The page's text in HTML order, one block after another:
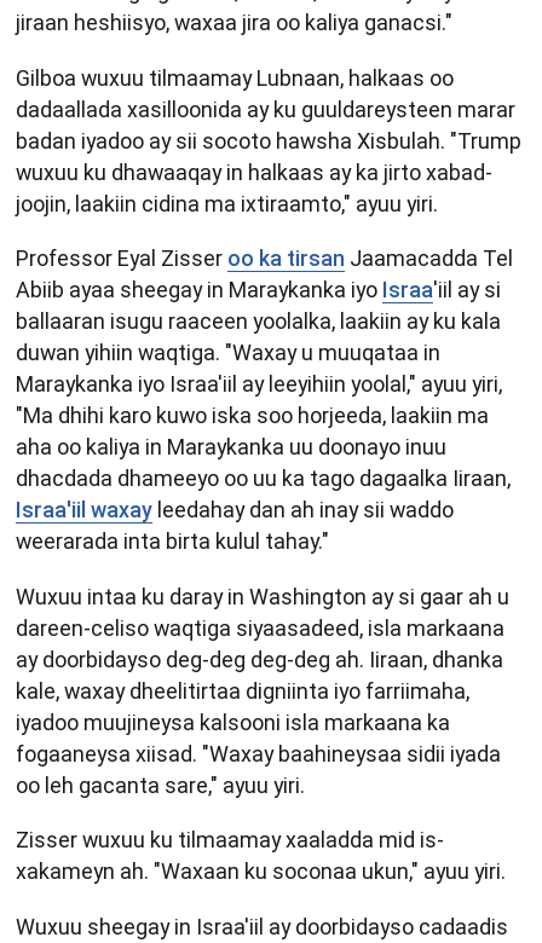
jiraan heshiisyo, waxaa jira oo kaliya ganacsi."
Gilboa wuxuu tilmaamay Lubnaan, halkaas oo
dadaallada xasilloonida ay ku guuldareysteen marar
badan iyadoo ay sii socoto hawsha Xisbulah. "Trump
wuxuu ku dhawaaqay in halkaas ay ka jirto xabad-
joojin, laakiin cidina ma ixtiraamto," ayuu yiri.
Professor Eyal Zisser oo ka tirsan Jaamacadda Tel
Abiib ayaa sheegay in Maraykanka iyo Israa'iil ay si
ballaaran isugu raaceen yoolalka, laakiin ay ku kala
duwan yihiin waqtiga. "Waxay u muuqataa in
Maraykanka iyo Israa'iil ay leeyihiin yoolal," ayuu yiri,
"Ma dhihi karo kuwo iska soo horjeeda, laakiin ma
aha oo kaliya in Maraykanka uu doonayo inuu
dhacdada dhameeyo oo uu ka tago dagaalka Iiraan,
Israa'iil waxay leedahay dan ah inay sii waddo
weerarada inta birta kulul tahay."
Wuxuu intaa ku daray in Washington ay si gaar ah u
dareen-celiso waqtiga siyaasadeed, isla markaana
ay doorbidayso deg-deg deg-deg ah. Iiraan, dhanka
kale, waxay dheelitirtaa digniinta iyo farriimaha,
iyadoo muujineysa kalsooni isla markaana ka
fogaaneysa xiisad. "Waxay baahineysaa sidii iyada
oo leh gacanta sare," ayuu yiri.
Zisser wuxuu ku tilmaamay xaaladda mid is-
xakameyn ah. "Waxaan ku soconaa ukun," ayuu yiri.
Wuxuu sheegay in Israa'iil ay doorbidayso cadaadis